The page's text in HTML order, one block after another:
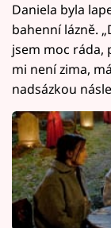
Daniela byla
bahenní lázně.
jsem moc ráda,
mi není zima,
nadsázkou